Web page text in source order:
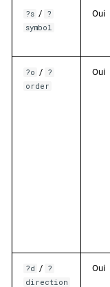
?s / ?
symbol
Oui
?o / ?
order
Oui
?d / ?
direction
Oui